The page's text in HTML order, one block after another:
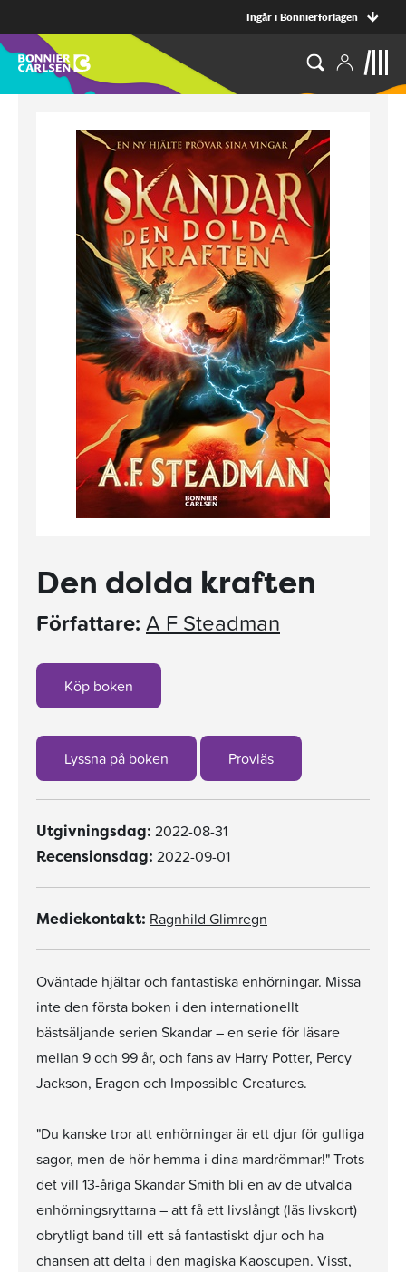
Ingår i Bonnierförlagen
Den dolda kraften
Författare: A F Steadman
Köp boken
Lyssna på boken Provläs
Utgivningsdag: 2022-08-31
Recensionsdag: 2022-09-01
Mediekontakt: Ragnhild Glimregn
Oväntade hjältar och fantastiska enhörningar. Missa
inte den första boken i den internationellt
bästsäljande serien Skandar – en serie för läsare
mellan 9 och 99 år, och fans av Harry Potter, Percy
Jackson, Eragon och Impossible Creatures.
"Du kanske tror att enhörningar är ett djur för gulliga
sagor, men de hör hemma i dina mardrömmar!" Trots
det vill 13-åriga Skandar Smith bli en av de utvalda
enhörningsryttarna – att få ett livslångt (läs livskort)
obrytligt band till ett så fantastiskt djur och ha
chansen att delta i den magiska Kaoscupen. Visst,